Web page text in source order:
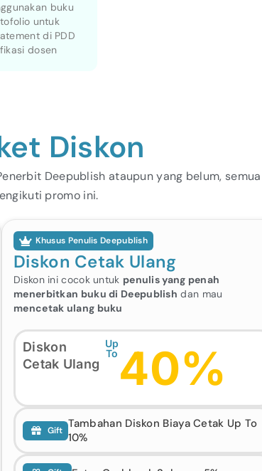
buku
untuk
di PDD
dosen
Diskon
Deepublish ataupun yang belum, semua
promo ini.
Khusus Penulis Deepublish
Diskon Cetak Ulang
Diskon ini cocok untuk penulis yang penah
menerbitkan buku di Deepublish dan mau
mencetak ulang buku
Diskon
Cetak Ulang
Up
To 40%
Gift Tambahan Diskon Biaya Cetak Up To
10%